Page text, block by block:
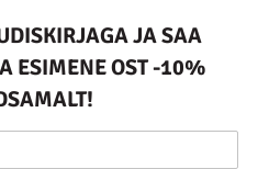
JA SAA
ESIMENE OST -10%